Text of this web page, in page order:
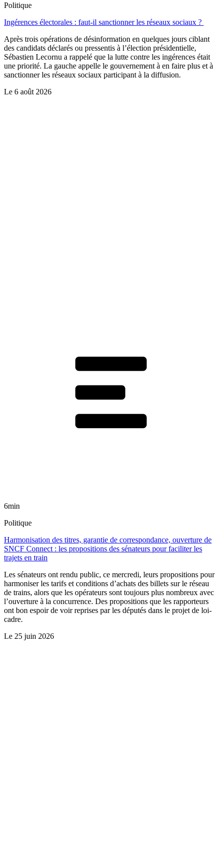
Politique
Ingérences électorales : faut-il sanctionner les réseaux sociaux ?
Après trois opérations de désinformation en quelques jours ciblant
des candidats déclarés ou pressentis à l’élection présidentielle,
Sébastien Lecornu a rappelé que la lutte contre les ingérences était
une priorité. La gauche appelle le gouvernement à en faire plus et à
sanctionner les réseaux sociaux participant à la diffusion.
Le 6 août 2026
6min
Politique
Harmonisation des titres, garantie de correspondance, ouverture de
SNCF Connect : les propositions des sénateurs pour faciliter les
trajets en train
Les sénateurs ont rendu public, ce mercredi, leurs propositions pour
harmoniser les tarifs et conditions d’achats des billets sur le réseau
de trains, alors que les opérateurs sont toujours plus nombreux avec
l’ouverture à la concurrence. Des propositions que les rapporteurs
ont bon espoir de voir reprises par les députés dans le projet de loi-
cadre.
Le 25 juin 2026